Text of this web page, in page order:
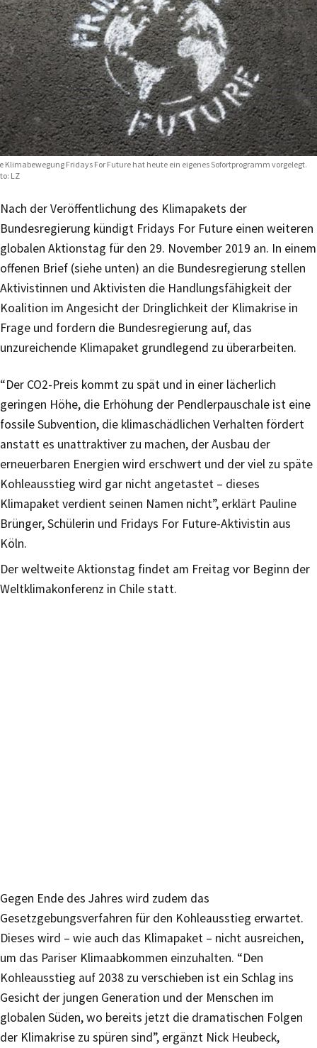
Klimabewegung Fridays For Future hat heute ein eigenes Sofortprogramm vorgelegt.
LZ
Nach der Veröffentlichung des Klimapakets der
Bundesregierung kündigt Fridays For Future einen weiteren
globalen Aktionstag für den 29. November 2019 an. In einem
offenen Brief (siehe unten) an die Bundesregierung stellen
Aktivistinnen und Aktivisten die Handlungsfähigkeit der
Koalition im Angesicht der Dringlichkeit der Klimakrise in
Frage und fordern die Bundesregierung auf, das
unzureichende Klimapaket grundlegend zu überarbeiten.
“Der CO2-Preis kommt zu spät und in einer lächerlich
geringen Höhe, die Erhöhung der Pendlerpauschale ist eine
fossile Subvention, die klimaschädlichen Verhalten fördert
anstatt es unattraktiver zu machen, der Ausbau der
erneuerbaren Energien wird erschwert und der viel zu späte
Kohleausstieg wird gar nicht angetastet – dieses
Klimapaket verdient seinen Namen nicht”, erklärt Pauline
Brünger, Schülerin und Fridays For Future-Aktivistin aus
Köln.
Der weltweite Aktionstag findet am Freitag vor Beginn der
Weltklimakonferenz in Chile statt.
Gegen Ende des Jahres wird zudem das
Gesetzgebungsverfahren für den Kohleausstieg erwartet.
Dieses wird – wie auch das Klimapaket – nicht ausreichen,
um das Pariser Klimaabkommen einzuhalten. “Den
Kohleausstieg auf 2038 zu verschieben ist ein Schlag ins
Gesicht der jungen Generation und der Menschen im
globalen Süden, wo bereits jetzt die dramatischen Folgen
der Klimakrise zu spüren sind”, ergänzt Nick Heubeck,